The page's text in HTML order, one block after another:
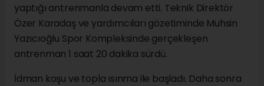
yaptığı antrenmanla devam etti. Teknik Direktör
Özer Karadaş ve yardımcıları gözetiminde Muhsin
Yazıcıoğlu Spor Kompleksinde gerçekleşen
antrenman 1 saat 20 dakika sürdü.
İdman koşu ve topla ısınma ile başladı. Daha sonra